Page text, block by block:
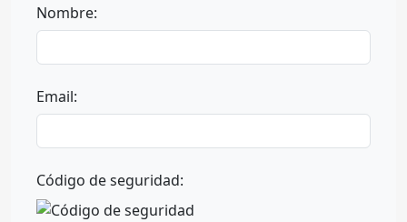
Nombre:
Email:
Código de seguridad: